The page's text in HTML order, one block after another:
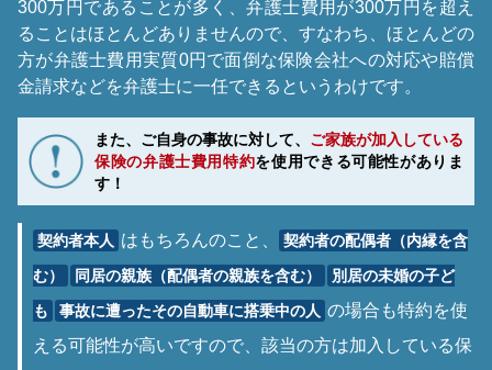
300万円であることが多く、弁護士費用が300万円を超え
ることはほとんどありませんので、すなわち、ほとんどの
方が弁護士費用実質0円で面倒な保険会社への対応や賠償
金請求などを弁護士に一任できるというわけです。
また、ご自身の事故に対して、 ご家族が加入している
保険の弁護士費用特約を使用できる可能性がありま
す！
契約者本人 はもちろんのこと、
契約者の配偶者（内縁を含
む）
同居の親族（配偶者の親族を含む）
別居の未婚の子ど
も
事故に遭ったその自動車に搭乗中の人 の場合も特約を使
える可能性が高いですので、該当の方は加入している保